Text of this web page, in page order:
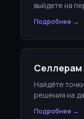
выйдете на
Подробнее →
Селлерам
Найдёте
решения на
Подробнее →